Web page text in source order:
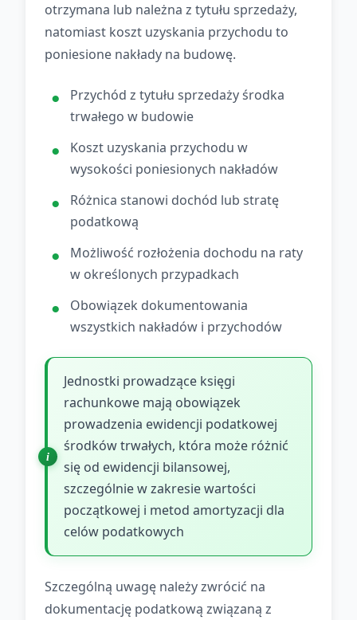
otrzymana lub należna z tytułu sprzedaży,
natomiast koszt uzyskania przychodu to
poniesione nakłady na budowę.
Przychód z tytułu sprzedaży środka
trwałego w budowie
Koszt uzyskania przychodu w
wysokości poniesionych nakładów
Różnica stanowi dochód lub stratę
podatkową
Możliwość rozłożenia dochodu na raty
w określonych przypadkach
Obowiązek dokumentowania
wszystkich nakładów i przychodów
Jednostki prowadzące księgi
rachunkowe mają obowiązek
prowadzenia ewidencji podatkowej
środków trwałych, która może różnić
się od ewidencji bilansowej,
szczególnie w zakresie wartości
początkowej i metod amortyzacji dla
celów podatkowych
Szczególną uwagę należy zwrócić na
dokumentację podatkową związaną z